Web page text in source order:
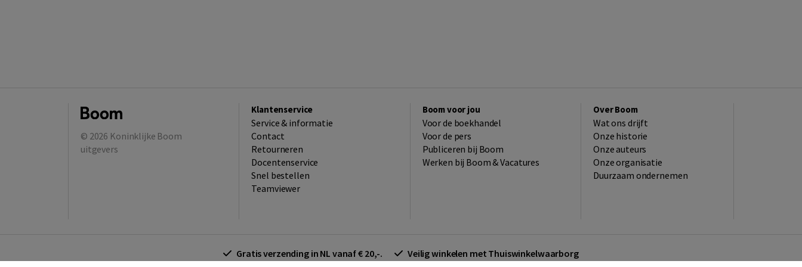
© 2026 Koninklijke Boom
uitgevers
Klantenservice
Service & informatie
Contact
Retourneren
Docentenservice
Snel bestellen
Teamviewer
Boom voor jou
Voor de boekhandel
Voor de pers
Publiceren bij Boom
Werken bij Boom & Vacatures
Over Boom
Wat ons drijft
Onze historie
Onze auteurs
Onze organisatie
Duurzaam ondernemen
Gratis verzending in NL vanaf € 20,-. Veilig winkelen met Thuiswinkelwaarborg